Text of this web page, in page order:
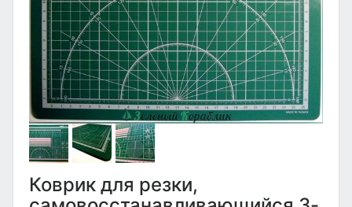
Коврик для резки,